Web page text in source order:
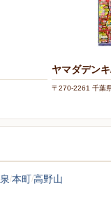
ヤマダデン
〒270-2261 千葉
泉 本町高野山